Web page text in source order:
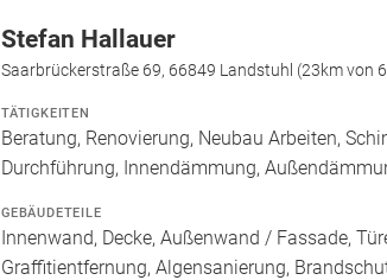
Stefan Hallauer
Saarbrückerstraße 69, 66849 Landstuhl (23km von
TÄTIGKEITEN
Beratung, Renovierung, Neubau Arbeiten,
Durchführung, Innendämmung,
GEBÄUDETEILE
Innenwand, Decke, Außenwand / Fassade,
Graffitientfernung, Algensanierung,